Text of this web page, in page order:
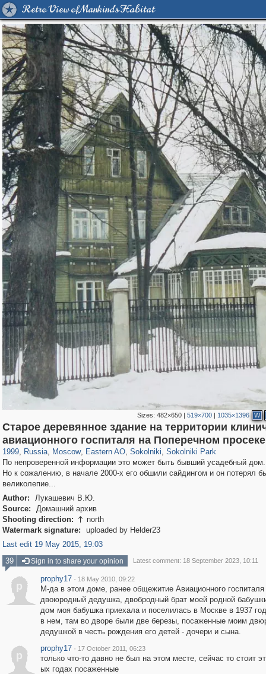
Retro View of Mankind's Habitat
Sizes:482×650 |519×700 | 1035×1396 W
Старое деревянное здание на территории
авиационного госпиталя на Поперечном просеке
1999, Russia
1,406,934 29,248
, Moscow
319,861 8,286
, Eastern AO
20,939 306
, Sokolniki
5,623 49
, Sokolniki Park
2,775 6
По непроверенной информации это может быть бывший усадебный
Но к сожалению, в начале 2000-х его обшили сайдингом и он потерял
великолепие...
Author:
Лукашевич В.Ю.
Source:
Домашний архив
Shooting direction:  north
Watermark signature:
uploaded by Helder23
Last edit 19 May 2015, 19:03
39
Sign in to share your opinion Latest comment: 18 September 2023, 10:11
p
prophy17 · 18 May 2010, 09:22
М-да в этом доме, ранее общежитие Авиационного
двоюродный дедушка, двобродный брат моей родной
дом моя бабушка приехала и поселилась в Москве в 1937
в нем, там во дворе были две березы, посаженные моим
дедушкой в честь рождения его детей - дочери и сына.
p
prophy17 · 17 October 2011, 06:23
только что-то давно не был на этом месте, сейчас то стоит
ых годах посаженные